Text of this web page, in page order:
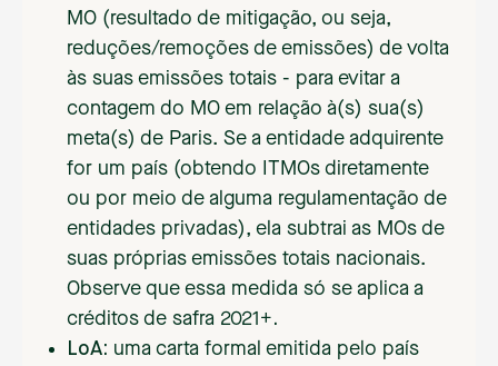
MO (resultado de mitigação, ou seja,
reduções/remoções de emissões) de volta
às suas emissões totais - para evitar a
contagem do MO em relação à(s) sua(s)
meta(s) de Paris. Se a entidade adquirente
for um país (obtendo ITMOs diretamente
ou por meio de alguma regulamentação de
entidades privadas), ela subtrai as MOs de
suas próprias emissões totais nacionais.
Observe que essa medida só se aplica a
créditos de safra 2021+.‍
LoA: uma carta formal emitida pelo país